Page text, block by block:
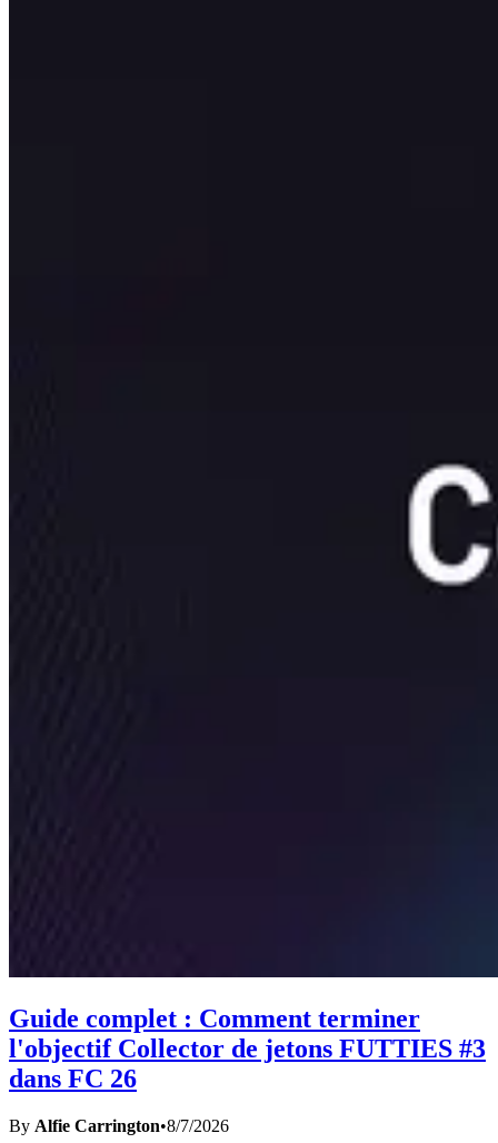
Guide complet : Comment terminer
l'objectif Collector de jetons FUTTIES #3
dans FC 26
By Alfie Carrington•8/7/2026